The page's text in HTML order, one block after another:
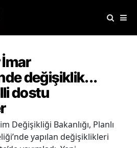
İmar
değişiklik...
dostu
Değişikliği Bakanlığı, Planlı
yapılan değişiklikleri